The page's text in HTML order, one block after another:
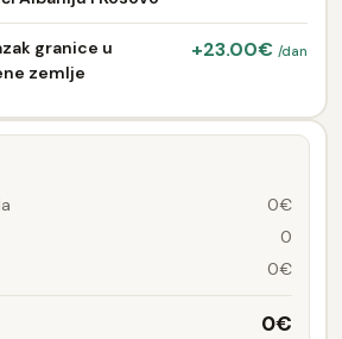
0€
0
0€
0€
granice u
zemlje
+23.00€ /dan